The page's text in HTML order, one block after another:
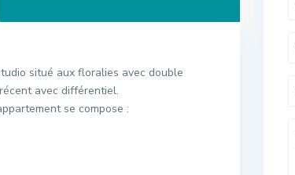
situé aux floralies avec double
avec différentiel.
se compose :